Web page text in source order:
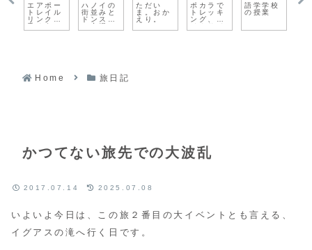
エアポー
トレイル
リンクに
乗ろう
ハノイの
街並みと
ドンスア
ン市場
ただい
ま。おか
えり。
ポカラで
トレッキ
ング、レ
イクサイ
ドに帰
語学学校
の授業
ブ
Home 旅日記
かつてない旅先での大波乱
2017.07.14 2025.07.08
いよいよ今日は、この旅２番目の大イベントとも言える、
イグアスの滝へ行く日です。